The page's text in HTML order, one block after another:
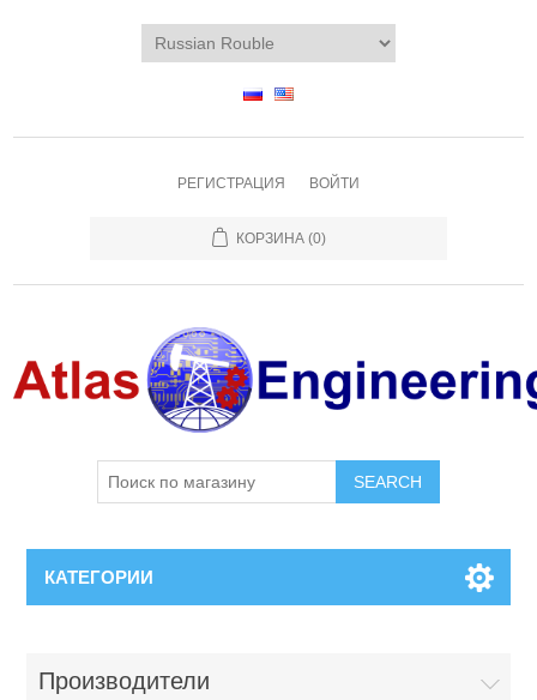
РЕГИСТРАЦИЯ ВОЙТИ
КОРЗИНА (0)
КАТЕГОРИИ
Производители